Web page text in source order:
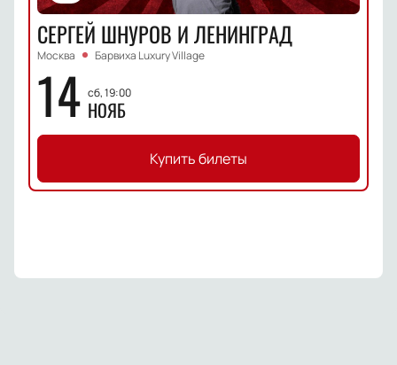
СЕРГЕЙ ШНУРОВ И ЛЕНИНГРАД
Москва Барвиха Luxury Village
14 сб, 19:00
НОЯБ
Купить билеты